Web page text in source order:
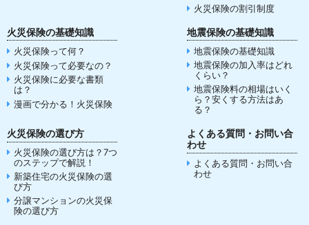
火災保険の割引制度
火災保険の基礎知識
火災保険って何？
火災保険って必要なの？
火災保険に必要な書類
は？
漫画で分かる！火災保険
地震保険の基礎知識
地震保険の基礎知識
地震保険の加入率はどれ
くらい？
地震保険料の相場はいく
ら？安くする方法はあ
る？
火災保険の選び方
火災保険の選び方は？7つ
のステップで解説！
新築住宅の火災保険の選
び方
分譲マンションの火災保
険の選び方
よくある質問・お問い合
わせ
よくある質問・お問い合
わせ